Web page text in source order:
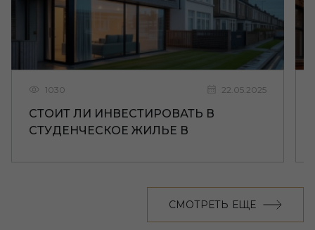
1030 22.05.2025
СТОИТ ЛИ ИНВЕСТИРОВАТЬ В
СТУДЕНЧЕСКОЕ ЖИЛЬЕ В
СМОТРЕТЬ ЕЩЕ